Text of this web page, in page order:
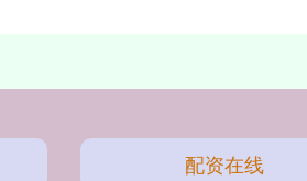
配资在线